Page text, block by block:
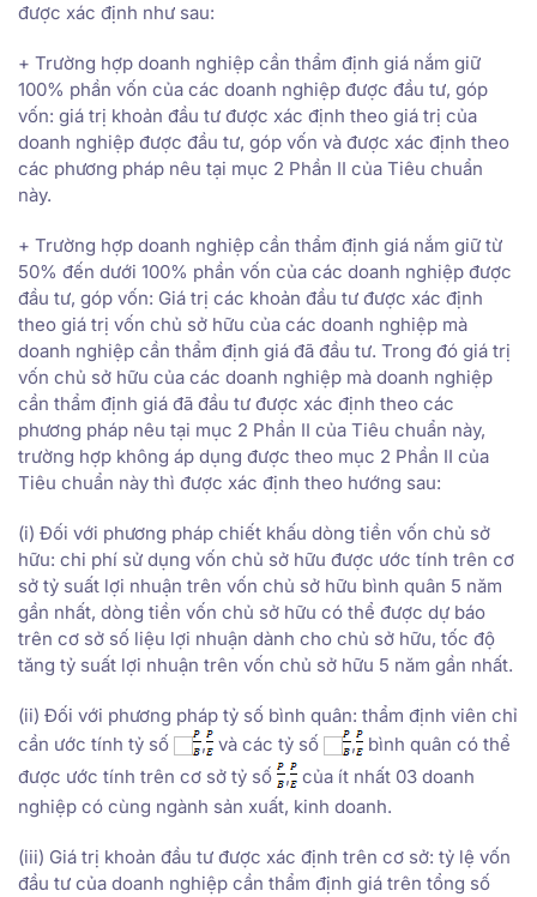
được xác định như sau:
+ Trường hợp doanh nghiệp cần thẩm định giá nắm giữ
100% phần vốn của các doanh nghiệp được đầu tư, góp
vốn: giá trị khoản đầu tư được xác định theo giá trị của
doanh nghiệp được đầu tư, góp vốn và được xác định theo
các phương pháp nêu tại mục 2 Phần II của Tiêu chuẩn
này.
+ Trường hợp doanh nghiệp cần thẩm định giá nắm giữ từ
50% đến dưới 100% phần vốn của các doanh nghiệp được
đầu tư, góp vốn: Giá trị các khoản đầu tư được xác định
theo giá trị vốn chủ sở hữu của các doanh nghiệp mà
doanh nghiệp cần thẩm định giá đã đầu tư. Trong đó giá trị
vốn chủ sở hữu của các doanh nghiệp mà doanh nghiệp
cần thẩm định giá đã đầu tư được xác định theo các
phương pháp nêu tại mục 2 Phần II của Tiêu chuẩn này,
trường hợp không áp dụng được theo mục 2 Phần II của
Tiêu chuẩn này thì được xác định theo hướng sau:
(i) Đối với phương pháp chiết khấu dòng tiền vốn chủ sở
hữu: chi phí sử dụng vốn chủ sở hữu được ước tính trên cơ
sở tỷ suất lợi nhuận trên vốn chủ sở hữu bình quân 5 năm
gần nhất, dòng tiền vốn chủ sở hữu có thể được dự báo
trên cơ sở số liệu lợi nhuận dành cho chủ sở hữu, tốc độ
tăng tỷ suất lợi nhuận trên vốn chủ sở hữu 5 năm gần nhất.
(ii) Đối với phương pháp tỷ số bình quân: thẩm định viên chỉ
cần ước tính tỷ số
, và các tỷ số ,
bình quân có thể
được ước tính trên cơ sở tỷ số
, của ít nhất 03 doanh
nghiệp có cùng ngành sản xuất, kinh doanh.
(iii) Giá trị khoản đầu tư được xác định trên cơ sở: tỷ lệ vốn
đầu tư của doanh nghiệp cần thẩm định giá trên tổng số